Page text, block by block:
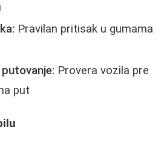
Pravilan pritisak u gumama
Provera vozila pre
put